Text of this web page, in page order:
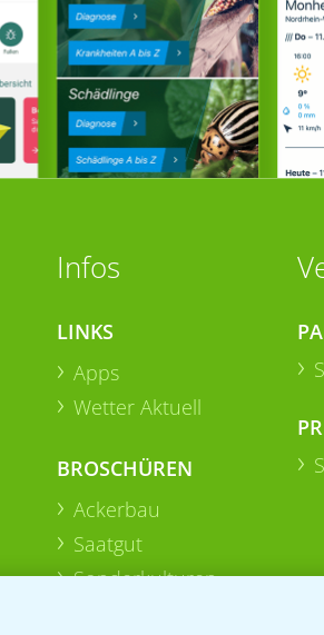
Infos
LINKS
Apps
Wetter Aktuell
BROSCHÜREN
Ackerbau
Saatgut
Sonderkulturen